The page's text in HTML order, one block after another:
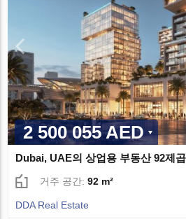
2 500 055 AED
Dubai, UAE의 상업용 부동산 92제
거주 공간:92 m²
DDA Real Estate